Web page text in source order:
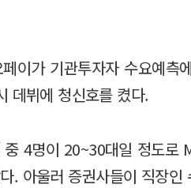
이가 기관투자자 수요예측
데뷔에 청신호를 켰다.
4명이 20~30대일 정도로
. 아울러 증권사들이 직장인